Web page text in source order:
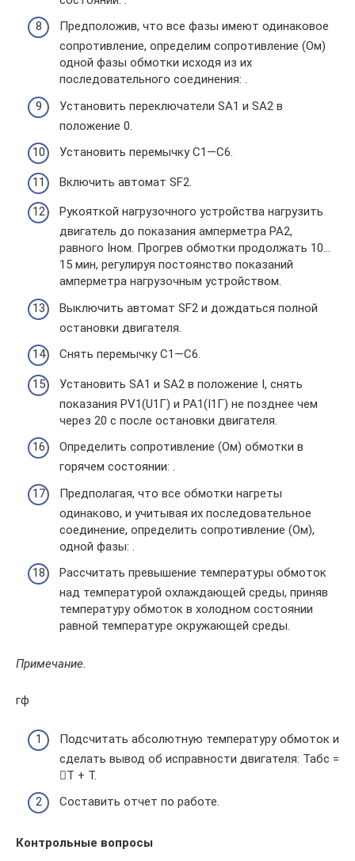
Предположив, что все фазы имеют одинаковое
сопротивление, определим сопротивление (Ом)
одной фазы обмотки исходя из их
последовательного соединения: .
Установить переключатели SA1 и SA2 в
положение 0.
Установить перемычку С1—С6.
Включить автомат SF2.
Рукояткой нагрузочного устройства нагрузить
двигатель до показания амперметра PA2,
равного Iном. Прогрев обмотки продолжать 10…
15 мин, регулируя постоянство показаний
амперметра нагрузочным устройством.
Выключить автомат SF2 и дождаться полной
остановки двигателя.
Снять перемычку C1—C6.
Установить SA1 и SA2 в положение I, снять
показания PV1(U1Г) и PA1(I1Г) не позднее чем
через 20 с после остановки двигателя.
Определить сопротивление (Ом) обмотки в
горячем состоянии: .
Предполагая, что все обмотки нагреты
одинаково, и учитывая их последовательное
соединение, определить сопротивление (Ом),
одной фазы: .
Рассчитать превышение температуры обмоток
над температурой охлаждающей среды, приняв
температуру обмоток в холодном состоянии
равной температуре окружающей среды.
Примечание.
гф
Подсчитать абсолютную температуру обмоток и
сделать вывод об исправности двигателя: Табс =
Т + Т.
Составить отчет по работе.
Контрольные вопросы